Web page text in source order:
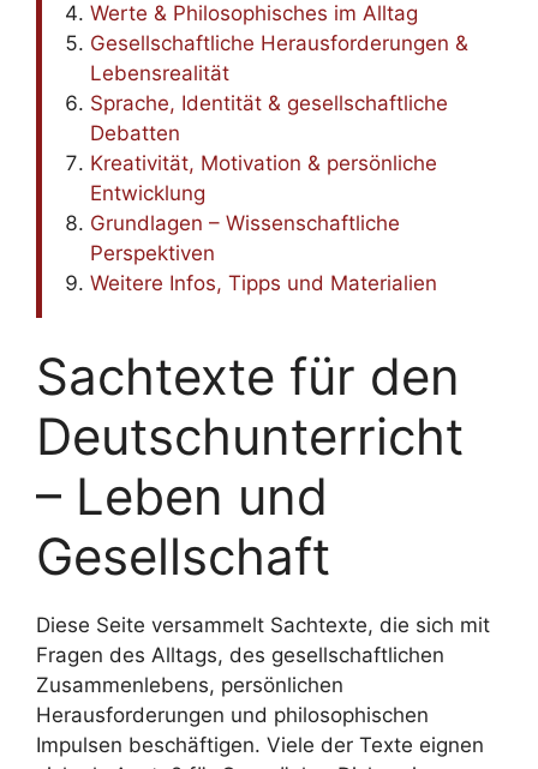
Werte & Philosophisches im Alltag
Gesellschaftliche Herausforderungen &
Lebensrealität
Sprache, Identität & gesellschaftliche
Debatten
Kreativität, Motivation & persönliche
Entwicklung
Grundlagen – Wissenschaftliche
Perspektiven
Weitere Infos, Tipps und Materialien
Sachtexte für den
Deutschunterricht
– Leben und
Gesellschaft
Diese Seite versammelt Sachtexte, die sich mit
Fragen des Alltags, des gesellschaftlichen
Zusammenlebens, persönlichen
Herausforderungen und philosophischen
Impulsen beschäftigen. Viele der Texte eignen